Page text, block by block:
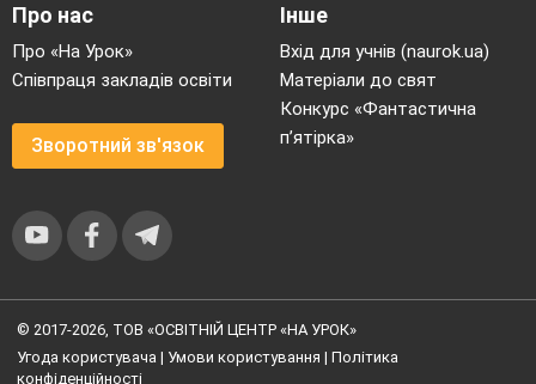
Про нас
Про «На Урок»
Співпраця закладів освіти
Зворотний зв'язок
Інше
Вхід для учнів (naurok.ua)
Матеріали до свят
Конкурс «Фантастична
п’ятірка»
© 2017-2026, ТОВ «ОСВІТНІЙ ЦЕНТР «НА УРОК»
Угода користувача | Умови користування | Політика
конфіденційності